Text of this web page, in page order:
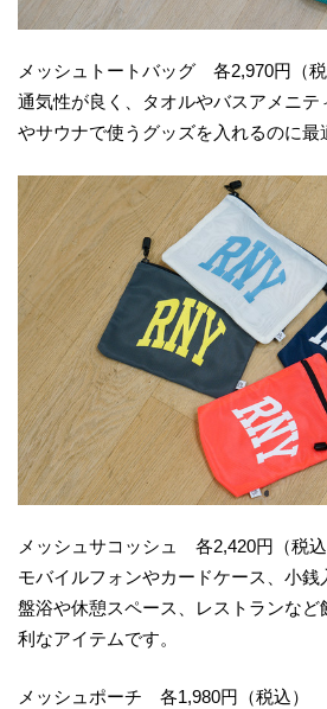
メッシュトートバッグ 各2,970円（税
通気性が良く、タオルやバスアメニ
やサウナで使うグッズを入れるのに最
メッシュサコッシュ 各2,420円（税込
モバイルフォンやカードケース、小
盤浴や休憩スペース、レストランなど
利なアイテムです。
メッシュポーチ 各1,980円（税込）